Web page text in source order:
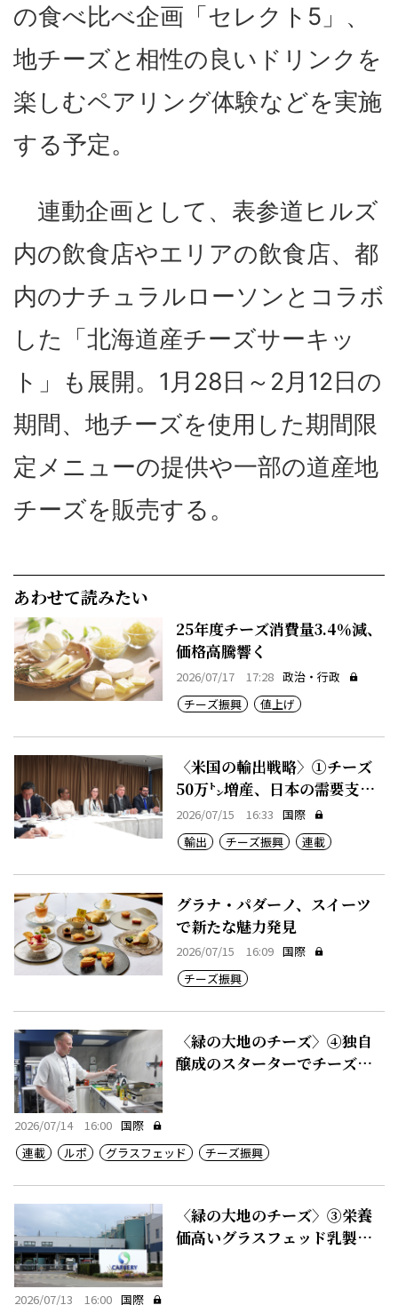
の食べ比べ企画「セレクト5」、
地チーズと相性の良いドリンクを
楽しむペアリング体験などを実施
する予定。
連動企画として、表参道ヒルズ
内の飲食店やエリアの飲食店、都
内のナチュラルローソンとコラボ
した「北海道産チーズサーキッ
ト」も展開。1月28日～2月12日の
期間、地チーズを使用した期間限
定メニューの提供や一部の道産地
チーズを販売する。
あわせて読みたい
25年度チーズ消費量3.4％減、
価格高騰響く
2026/07/17 17:28 政治・行政
チーズ振興
値上げ
〈米国の輸出戦略〉①チーズ
50万㌧増産、日本の需要支え
る
2026/07/15 16:33 国際
輸出
チーズ振興 連載
グラナ・パダーノ、スイーツ
で新たな魅力発見
2026/07/15 16:09 国際
チーズ振興
〈緑の大地のチーズ〉④独自
醸成のスターターでチーズに
2026/07/14 16:00 国際
連載
ルポ グラスフェッド チーズ振興
〈緑の大地のチーズ〉③栄養
価高いグラスフェッド乳製
2026/07/13 16:00 国際